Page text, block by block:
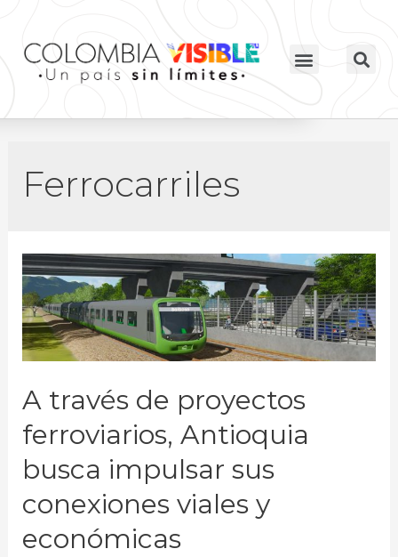
Ferrocarriles
A través de proyectos
ferroviarios, Antioquia
busca impulsar sus
conexiones viales y
económicas